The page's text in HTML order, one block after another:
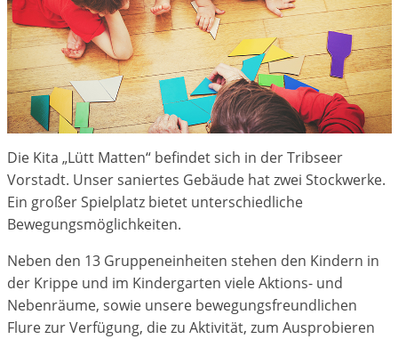
Die Kita „Lütt Matten“ befindet sich in der Tribseer
Vorstadt. Unser saniertes Gebäude hat zwei Stockwerke.
Ein großer Spielplatz bietet unterschiedliche
Bewegungsmöglichkeiten.
Neben den 13 Gruppeneinheiten stehen den Kindern in
der Krippe und im Kindergarten viele Aktions- und
Nebenräume, sowie unsere bewegungsfreundlichen
Flure zur Verfügung, die zu Aktivität, zum Ausprobieren